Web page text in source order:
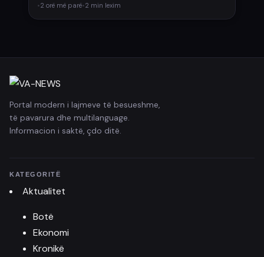
•2 orë më parë•2 min lexim
Portal modern i lajmeve të besueshme,
të pavarura dhe multilanguage.
Informacion i saktë, çdo ditë.
KATEGORITË
Aktualitet
Botë
Ekonomi
Kronikë